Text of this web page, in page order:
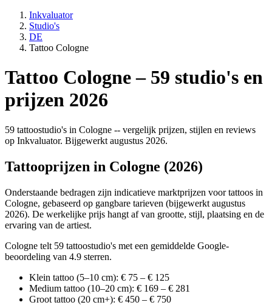
Inkvaluator
Studio's
DE
Tattoo Cologne
Tattoo Cologne – 59 studio's en
prijzen 2026
59 tattoostudio's in Cologne -- vergelijk prijzen, stijlen en reviews
op Inkvaluator. Bijgewerkt augustus 2026.
Tattooprijzen in Cologne (2026)
Onderstaande bedragen zijn indicatieve marktprijzen voor tattoos in
Cologne, gebaseerd op gangbare tarieven (bijgewerkt augustus
2026). De werkelijke prijs hangt af van grootte, stijl, plaatsing en de
ervaring van de artiest.
Cologne telt 59 tattoostudio's met een gemiddelde Google-
beoordeling van 4.9 sterren.
Klein tattoo (5–10 cm): € 75 – € 125
Medium tattoo (10–20 cm): € 169 – € 281
Groot tattoo (20 cm+): € 450 – € 750